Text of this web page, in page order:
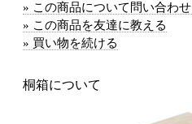
» この商品について問い合わ
» この商品を友達に教える
» 買い物を続ける
桐箱について